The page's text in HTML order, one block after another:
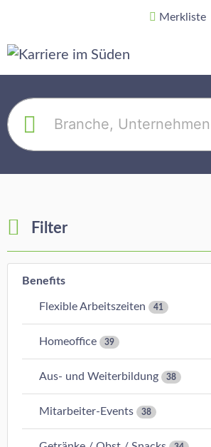
Merkliste
Filter
Benefits
Flexible Arbeitszeiten 41
Homeoffice 39
Aus- und Weiterbildung 38
Mitarbeiter-Events 38